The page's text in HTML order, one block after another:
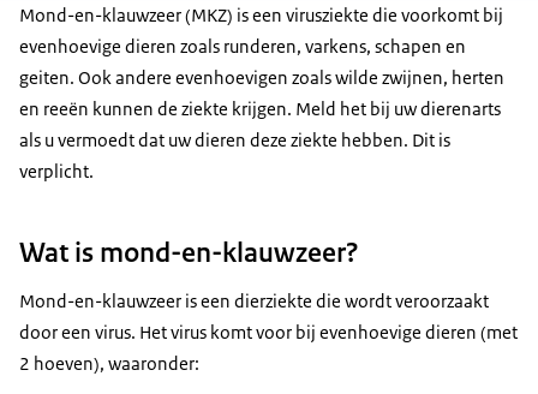
Mond-en-klauwzeer (MKZ) is een virusziekte die voorkomt bij
evenhoevige dieren zoals runderen, varkens, schapen en
geiten. Ook andere evenhoevigen zoals wilde zwijnen, herten
en reeën kunnen de ziekte krijgen. Meld het bij uw dierenarts
als u vermoedt dat uw dieren deze ziekte hebben. Dit is
verplicht.
Wat is mond-en-klauwzeer?
Mond-en-klauwzeer is een dierziekte die wordt veroorzaakt
door een virus. Het virus komt voor bij evenhoevige dieren (met
2 hoeven), waaronder: